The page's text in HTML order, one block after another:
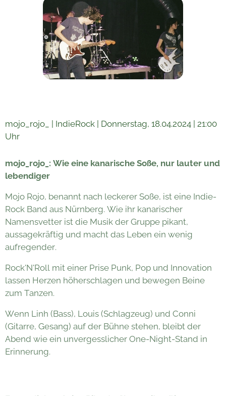
mojo_rojo_ | IndieRock | Donnerstag, 18.04.2024 | 21:00
Uhr
mojo_rojo_: Wie eine kanarische Soße, nur lauter und
lebendiger
Mojo Rojo, benannt nach leckerer Soße, ist eine Indie-
Rock Band aus Nürnberg. Wie ihr kanarischer
Namensvetter ist die Musik der Gruppe pikant,
aussagekräftig und macht das Leben ein wenig
aufregender.
Rock'N'Roll mit einer Prise Punk, Pop und Innovation
lassen Herzen höherschlagen und bewegen Beine
zum Tanzen.
Wenn Linh (Bass), Louis (Schlagzeug) und Conni
(Gitarre, Gesang) auf der Bühne stehen, bleibt der
Abend wie ein unvergesslicher One-Night-Stand in
Erinnerung.